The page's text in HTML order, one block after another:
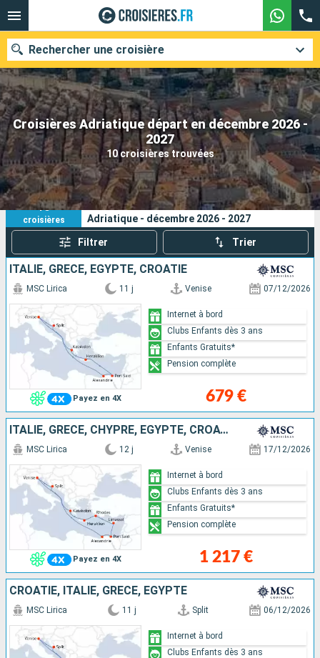
Croisières Adriatique départ en décembre 2026 -
2027
10 croisières trouvées
Rechercher une croisière
Nos destinations
Mois de départ
Ports Compagnies
Rechercher
10
croisières
Vos critères de recherche :
Adriatique - décembre 2026 - 2027
Filtrer Trier
ITALIE, GRÈCE, EGYPTE, CROATIE
Payez en 4X
MSC Lirica 11 j Venise 07/12/2026
679 €
Internet à bord
Clubs Enfants dès 3 ans
Enfants Gratuits*
Pension complète
ITALIE, GRÈCE, CHYPRE, EGYPTE, CROATIE
Payez en 4X
MSC Lirica 12 j Venise 17/12/2026
1 217 €
Internet à bord
Clubs Enfants dès 3 ans
Enfants Gratuits*
Pension complète
CROATIE, ITALIE, GRÈCE, EGYPTE
MSC Lirica 11 j Split 06/12/2026
Internet à bord
Clubs Enfants dès 3 ans